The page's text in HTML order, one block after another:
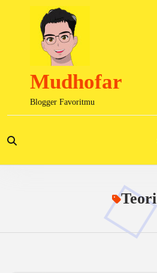
Mudhofar
Blogger Favoritmu
Teori